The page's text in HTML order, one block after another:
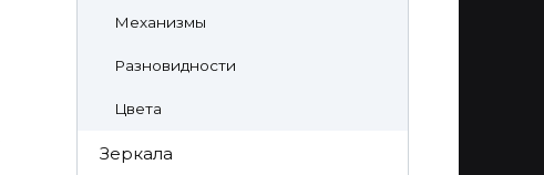
Механизмы
Разновидности
Цвета
Зеркала